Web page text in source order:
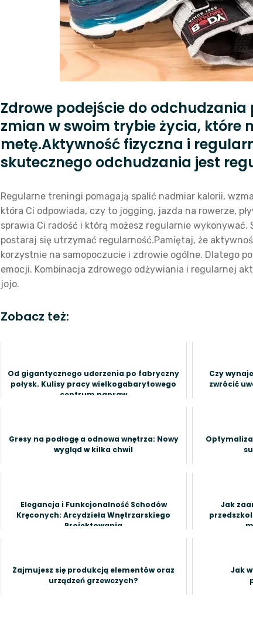
Zdrowe podejście do
zmian w swoim trybie życia, które
metę.Aktywność fizyczna i
skutecznego odchudzania jest
Regularne treningi pomagają spalić nadmiar kalorii,
która Ci odpowiada, czy to jogging, jazda na rowerze,
sprawia Ci radość i którą możesz regularnie
postaraj się utrzymać regularność.Pamiętaj, że
korzystnie na samopoczucie i zdrowie ogólne. Dlatego
emocji. Kombinacja zdrowego odżywiania i regularnej
jojo.
Zobacz też:
Od gigantycznego uderzenia po fabryczny
połysk. Kulisy pracy wielkogabarytowego
centrum napraw
Czy
zwrócić
Gresy na podłogę a odnowa wnętrza: Nowy
wygląd w kilka chwil
Elegancja i Funkcjonalność Schodów
Kręconych: Arcydzieła Wnętrzarskiego
Projektowania
Jak
Zajmujesz się produkcją elementów oraz
urządzeń grzewczych?
Jak